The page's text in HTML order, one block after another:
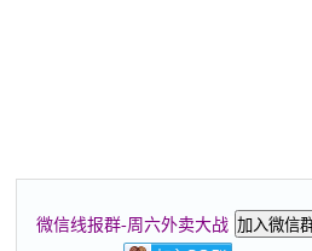
微信线报群-周六外卖大战 加入微信